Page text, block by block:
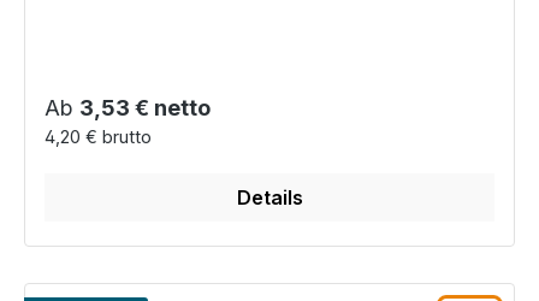
Regulärer Preis:
Ab 3,53 € netto
4,20 € brutto
Details